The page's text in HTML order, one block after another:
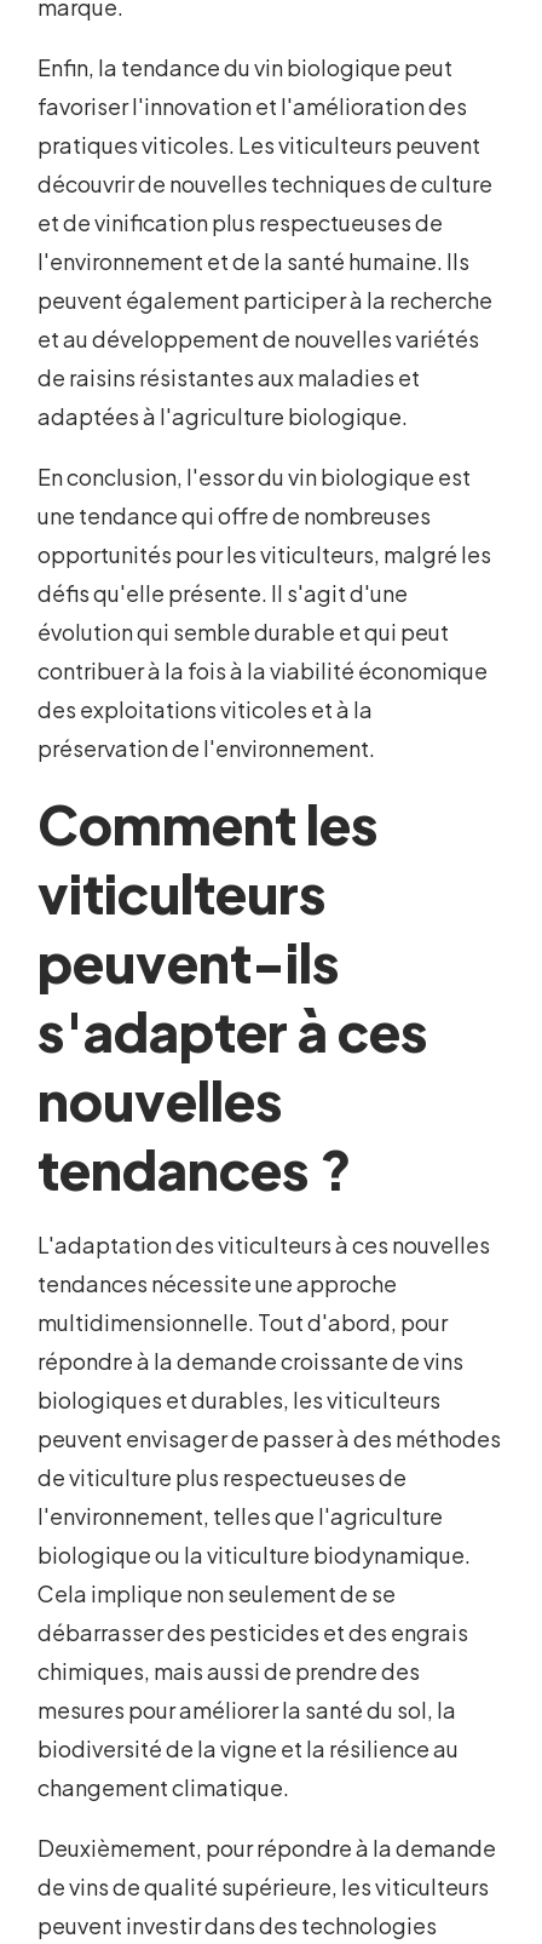
marque.
Enfin, la tendance du vin biologique peut
favoriser l'innovation et l'amélioration des
pratiques viticoles. Les viticulteurs peuvent
découvrir de nouvelles techniques de culture
et de vinification plus respectueuses de
l'environnement et de la santé humaine. Ils
peuvent également participer à la recherche
et au développement de nouvelles variétés
de raisins résistantes aux maladies et
adaptées à l'agriculture biologique.
En conclusion, l'essor du vin biologique est
une tendance qui offre de nombreuses
opportunités pour les viticulteurs, malgré les
défis qu'elle présente. Il s'agit d'une
évolution qui semble durable et qui peut
contribuer à la fois à la viabilité économique
des exploitations viticoles et à la
préservation de l'environnement.
Comment les
viticulteurs
peuvent-ils
s'adapter à ces
nouvelles
tendances ?
L'adaptation des viticulteurs à ces nouvelles
tendances nécessite une approche
multidimensionnelle. Tout d'abord, pour
répondre à la demande croissante de vins
biologiques et durables, les viticulteurs
peuvent envisager de passer à des méthodes
de viticulture plus respectueuses de
l'environnement, telles que l'agriculture
biologique ou la viticulture biodynamique.
Cela implique non seulement de se
débarrasser des pesticides et des engrais
chimiques, mais aussi de prendre des
mesures pour améliorer la santé du sol, la
biodiversité de la vigne et la résilience au
changement climatique.
Deuxièmement, pour répondre à la demande
de vins de qualité supérieure, les viticulteurs
peuvent investir dans des technologies